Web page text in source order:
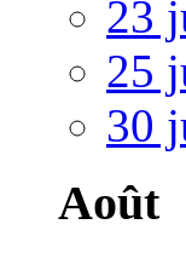
23
25
30
Août